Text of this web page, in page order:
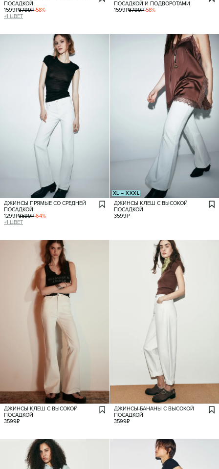
ПОСАДКОЙ
1599₽3799₽-58%
+1 ЦВЕТ
ПОСАДКОЙ И ПОДВОРОТАМИ
1599₽3799₽-58%
ДЖИНСЫ ПРЯМЫЕ СО СРЕДНЕЙ
ПОСАДКОЙ
1299₽3599₽-64%
+1 ЦВЕТ
XL – XXXL
ДЖИНСЫ КЛЕШ С ВЫСОКОЙ
ПОСАДКОЙ
3599₽
ДЖИНСЫ КЛЕШ С ВЫСОКОЙ
ПОСАДКОЙ
3599₽
ДЖИНСЫ-БАНАНЫ С ВЫСОКОЙ
ПОСАДКОЙ
3599₽